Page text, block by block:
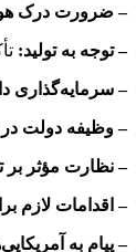
– ضرورت درک
– توجه به تولید:
– سرمایه‌گذاری
– وظیفه دولت
– نظارت مؤثر بر
– اقدامات لازم
– پیام به